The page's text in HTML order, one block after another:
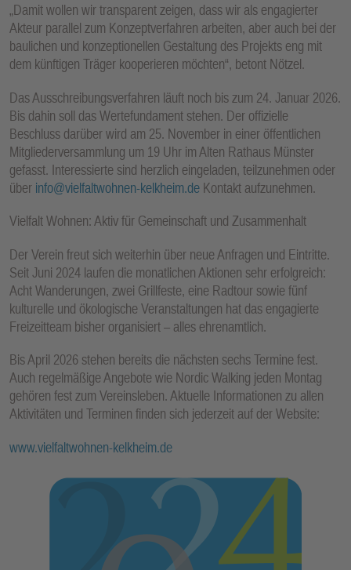
„Damit wollen wir transparent zeigen, dass wir als engagierter
Akteur parallel zum Konzeptverfahren arbeiten, aber auch bei der
baulichen und konzeptionellen Gestaltung des Projekts eng mit
dem künftigen Träger kooperieren möchten“, betont Nötzel.
Das Ausschreibungsverfahren läuft noch bis zum 24. Januar 2026.
Bis dahin soll das Wertefundament stehen. Der offizielle
Beschluss darüber wird am 25. November in einer öffentlichen
Mitgliederversammlung um 19 Uhr im Alten Rathaus Münster
gefasst. Interessierte sind herzlich eingeladen, teilzunehmen oder
über info@vielfaltwohnen-kelkheim.de Kontakt aufzunehmen.
Vielfalt Wohnen: Aktiv für Gemeinschaft und Zusammenhalt
Der Verein freut sich weiterhin über neue Anfragen und Eintritte.
Seit Juni 2024 laufen die monatlichen Aktionen sehr erfolgreich:
Acht Wanderungen, zwei Grillfeste, eine Radtour sowie fünf
kulturelle und ökologische Veranstaltungen hat das engagierte
Freizeitteam bisher organisiert – alles ehrenamtlich.
Bis April 2026 stehen bereits die nächsten sechs Termine fest.
Auch regelmäßige Angebote wie Nordic Walking jeden Montag
gehören fest zum Vereinsleben. Aktuelle Informationen zu allen
Aktivitäten und Terminen finden sich jederzeit auf der Website:
www.vielfaltwohnen-kelkheim.de